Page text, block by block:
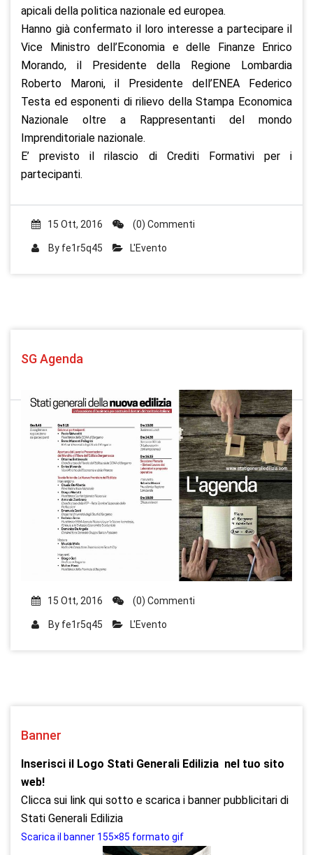
apicali della politica nazionale ed europea.
Hanno già confermato il loro interesse a partecipare il
Vice Ministro dell’Economia e delle Finanze Enrico
Morando, il Presidente della Regione Lombardia
Roberto Maroni, il Presidente dell’ENEA Federico
Testa ed esponenti di rilievo della Stampa Economica
Nazionale oltre a Rappresentanti del mondo
Imprenditoriale nazionale.
E’ previsto il rilascio di Crediti Formativi per i
partecipanti.
15 Ott, 2016 (0) Commenti
By fe1r5q45 L'Evento
SG Agenda
15 Ott, 2016 (0) Commenti
By fe1r5q45 L'Evento
Banner
Inserisci il Logo Stati Generali Edilizia nel tuo sito
web!
Clicca sui link qui sotto e scarica i banner pubblicitari di
Stati Generali Edilizia
Scarica il banner 155×85 formato gif